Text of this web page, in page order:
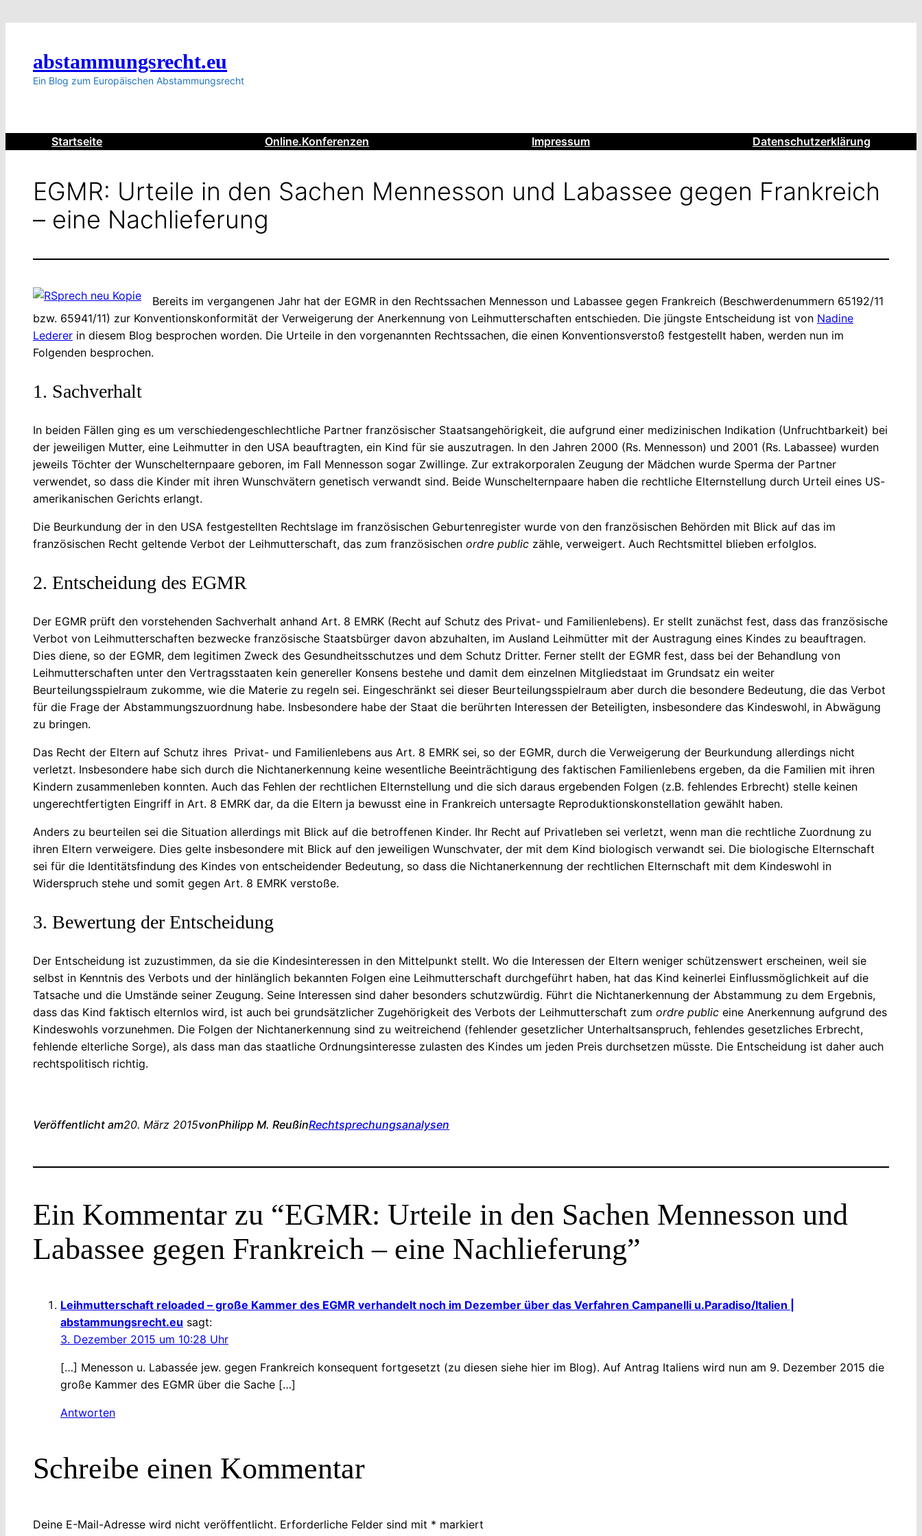
abstammungsrecht.eu
Ein Blog zum Europäischen Abstammungsrecht
Startseite Online.Konferenzen Impressum Datenschutzerklärung
EGMR: Urteile in den Sachen Mennesson und Labassee gegen Frankreich
– eine Nachlieferung
Bereits im vergangenen Jahr hat der EGMR in den Rechtssachen Mennesson und Labassee gegen Frankreich (Beschwerdenummern 65192/11
bzw. 65941/11) zur Konventionskonformität der Verweigerung der Anerkennung von Leihmutterschaften entschieden. Die jüngste Entscheidung ist von Nadine
Lederer in diesem Blog besprochen worden. Die Urteile in den vorgenannten Rechtssachen, die einen Konventionsverstoß festgestellt haben, werden nun im
Folgenden besprochen.
1. Sachverhalt
In beiden Fällen ging es um verschiedengeschlechtliche Partner französischer Staatsangehörigkeit, die aufgrund einer medizinischen Indikation (Unfruchtbarkeit) bei
der jeweiligen Mutter, eine Leihmutter in den USA beauftragten, ein Kind für sie auszutragen. In den Jahren 2000 (Rs. Mennesson) und 2001 (Rs. Labassee) wurden
jeweils Töchter der Wunschelternpaare geboren, im Fall Mennesson sogar Zwillinge. Zur extrakorporalen Zeugung der Mädchen wurde Sperma der Partner
verwendet, so dass die Kinder mit ihren Wunschvätern genetisch verwandt sind. Beide Wunschelternpaare haben die rechtliche Elternstellung durch Urteil eines US-
amerikanischen Gerichts erlangt.
Die Beurkundung der in den USA festgestellten Rechtslage im französischen Geburtenregister wurde von den französischen Behörden mit Blick auf das im
französischen Recht geltende Verbot der Leihmutterschaft, das zum französischen ordre public zähle, verweigert. Auch Rechtsmittel blieben erfolglos.
2. Entscheidung des EGMR
Der EGMR prüft den vorstehenden Sachverhalt anhand Art. 8 EMRK (Recht auf Schutz des Privat- und Familienlebens). Er stellt zunächst fest, dass das französische
Verbot von Leihmutterschaften bezwecke französische Staatsbürger davon abzuhalten, im Ausland Leihmütter mit der Austragung eines Kindes zu beauftragen.
Dies diene, so der EGMR, dem legitimen Zweck des Gesundheitsschutzes und dem Schutz Dritter. Ferner stellt der EGMR fest, dass bei der Behandlung von
Leihmutterschaften unter den Vertragsstaaten kein genereller Konsens bestehe und damit dem einzelnen Mitgliedstaat im Grundsatz ein weiter
Beurteilungsspielraum zukomme, wie die Materie zu regeln sei. Eingeschränkt sei dieser Beurteilungsspielraum aber durch die besondere Bedeutung, die das Verbot
für die Frage der Abstammungszuordnung habe. Insbesondere habe der Staat die berührten Interessen der Beteiligten, insbesondere das Kindeswohl, in Abwägung
zu bringen.
Das Recht der Eltern auf Schutz ihres Privat- und Familienlebens aus Art. 8 EMRK sei, so der EGMR, durch die Verweigerung der Beurkundung allerdings nicht
verletzt. Insbesondere habe sich durch die Nichtanerkennung keine wesentliche Beeinträchtigung des faktischen Familienlebens ergeben, da die Familien mit ihren
Kindern zusammenleben konnten. Auch das Fehlen der rechtlichen Elternstellung und die sich daraus ergebenden Folgen (z.B. fehlendes Erbrecht) stelle keinen
ungerechtfertigten Eingriff in Art. 8 EMRK dar, da die Eltern ja bewusst eine in Frankreich untersagte Reproduktionskonstellation gewählt haben.
Anders zu beurteilen sei die Situation allerdings mit Blick auf die betroffenen Kinder. Ihr Recht auf Privatleben sei verletzt, wenn man die rechtliche Zuordnung zu
ihren Eltern verweigere. Dies gelte insbesondere mit Blick auf den jeweiligen Wunschvater, der mit dem Kind biologisch verwandt sei. Die biologische Elternschaft
sei für die Identitätsfindung des Kindes von entscheidender Bedeutung, so dass die Nichtanerkennung der rechtlichen Elternschaft mit dem Kindeswohl in
Widerspruch stehe und somit gegen Art. 8 EMRK verstoße.
3. Bewertung der Entscheidung
Der Entscheidung ist zuzustimmen, da sie die Kindesinteressen in den Mittelpunkt stellt. Wo die Interessen der Eltern weniger schützenswert erscheinen, weil sie
selbst in Kenntnis des Verbots und der hinlänglich bekannten Folgen eine Leihmutterschaft durchgeführt haben, hat das Kind keinerlei Einflussmöglichkeit auf die
Tatsache und die Umstände seiner Zeugung. Seine Interessen sind daher besonders schutzwürdig. Führt die Nichtanerkennung der Abstammung zu dem Ergebnis,
dass das Kind faktisch elternlos wird, ist auch bei grundsätzlicher Zugehörigkeit des Verbots der Leihmutterschaft zum ordre public eine Anerkennung aufgrund des
Kindeswohls vorzunehmen. Die Folgen der Nichtanerkennung sind zu weitreichend (fehlender gesetzlicher Unterhaltsanspruch, fehlendes gesetzliches Erbrecht,
fehlende elterliche Sorge), als dass man das staatliche Ordnungsinteresse zulasten des Kindes um jeden Preis durchsetzen müsste. Die Entscheidung ist daher auch
rechtspolitisch richtig.
Veröffentlicht am20. März 2015vonPhilipp M. ReußinRechtsprechungsanalysen
Ein Kommentar zu “EGMR: Urteile in den Sachen Mennesson und
Labassee gegen Frankreich – eine Nachlieferung”
Leihmutterschaft reloaded – große Kammer des EGMR verhandelt noch im Dezember über das Verfahren Campanelli u.Paradiso/Italien |
abstammungsrecht.eu sagt:
3. Dezember 2015 um 10:28 Uhr
[…] Menesson u. Labassée jew. gegen Frankreich konsequent fortgesetzt (zu diesen siehe hier im Blog). Auf Antrag Italiens wird nun am 9. Dezember 2015 die
große Kammer des EGMR über die Sache […]
Antworten
Schreibe einen Kommentar
Deine E-Mail-Adresse wird nicht veröffentlicht. Erforderliche Felder sind mit * markiert